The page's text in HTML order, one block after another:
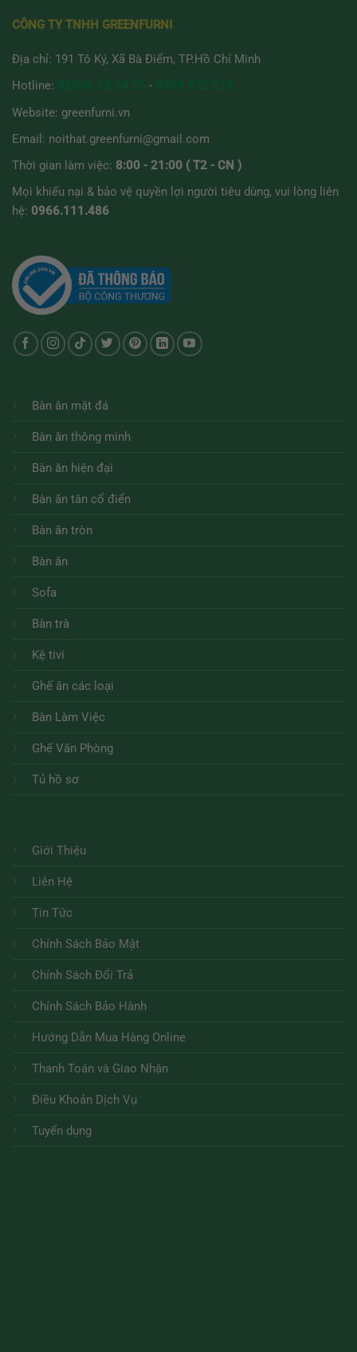
được
chọn
trang
CÔNG TY TNHH GREENFURNI
Địa chỉ: 191 Tô Ký, Xã Bà Điểm, TP.Hồ Chí Minh
Hotline:
-
Website: greenfurni.vn
Email: noithat.greenfurni@gmail.com
Thời gian làm việc: 8:00 - 21:00 ( T2 - CN )
Mọi khiếu nại & bảo vệ quyền lợi người tiêu dùng, vui lòng liên
hệ: 0966.111.486
Bàn ăn mặt đá
Bàn ăn thông minh
Bàn ăn hiện đại
Bàn ăn tân cổ điển
Bàn ăn tròn
Bàn ăn
Sofa
Bàn trà
Kệ tivi
Ghế ăn các loại
Bàn Làm Việc
Ghế Văn Phòng
Tủ hồ sơ
Giới Thiệu
Liên Hệ
Tin Tức
Chính Sách Bảo Mật
Chính Sách Đổi Trả
Chính Sách Bảo Hành
Hướng Dẫn Mua Hàng Online
Thanh Toán và Giao Nhận
Điều Khoản Dịch Vụ
Tuyển dụng